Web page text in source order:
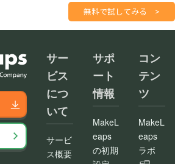
無料で試してみる >
サー
ビス
につ
いて
サービ
ス概要
サポ
ート
情報
MakeL
eaps
の初期
コン
テン
ツ
MakeL
eaps
ラボ